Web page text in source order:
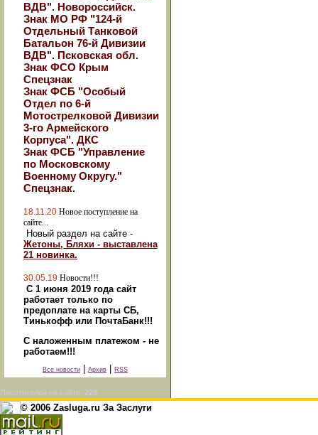
ВДВ". Новороссийск.
Знак МО РФ "124-й
Отдельный Танковой
Батальон 76-й Дивизии
ВДВ". Псковская обл.
Знак ФСО Крым
Спецзнак
Знак ФСБ "Особый
Отдел по 6-й
Мотострелковой Дивизии
3-го Армейского
Корпуса". ДКС
Знак ФСБ "Управление
по Московскому
Военному Округу."
Спецзнак.
18.11.20 Новое поступление на
сайте...
Новый раздел на сайте -
Жетоны, Бляхи - выставлена
21 новинка.
30.05.19 Новости!!!
С 1 июня 2019 года сайт
работает только по
предоплате на карты СБ,
Тинькофф или ПочтаБанк!!!
С наложенным платежом - не
работаем!!!
Все новости Архив RSS
Посетителей на сайте: 228
© 2006 Zasluga.ru За Заслуги